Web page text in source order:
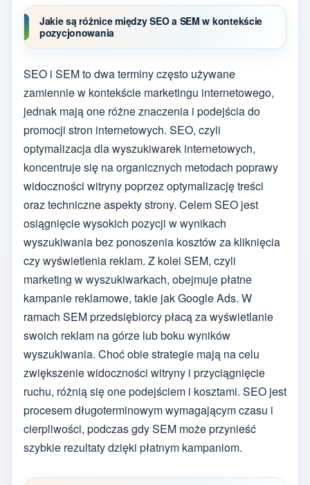
Jakie są różnice między SEO a SEM w kontekście
pozycjonowania
SEO i SEM to dwa terminy często używane
zamiennie w kontekście marketingu internetowego,
jednak mają one różne znaczenia i podejścia do
promocji stron internetowych. SEO, czyli
optymalizacja dla wyszukiwarek internetowych,
koncentruje się na organicznych metodach poprawy
widoczności witryny poprzez optymalizację treści
oraz techniczne aspekty strony. Celem SEO jest
osiągnięcie wysokich pozycji w wynikach
wyszukiwania bez ponoszenia kosztów za kliknięcia
czy wyświetlenia reklam. Z kolei SEM, czyli
marketing w wyszukiwarkach, obejmuje płatne
kampanie reklamowe, takie jak Google Ads. W
ramach SEM przedsiębiorcy płacą za wyświetlanie
swoich reklam na górze lub boku wyników
wyszukiwania. Choć obie strategie mają na celu
zwiększenie widoczności witryny i przyciągnięcie
ruchu, różnią się one podejściem i kosztami. SEO jest
procesem długoterminowym wymagającym czasu i
cierpliwości, podczas gdy SEM może przynieść
szybkie rezultaty dzięki płatnym kampaniom.